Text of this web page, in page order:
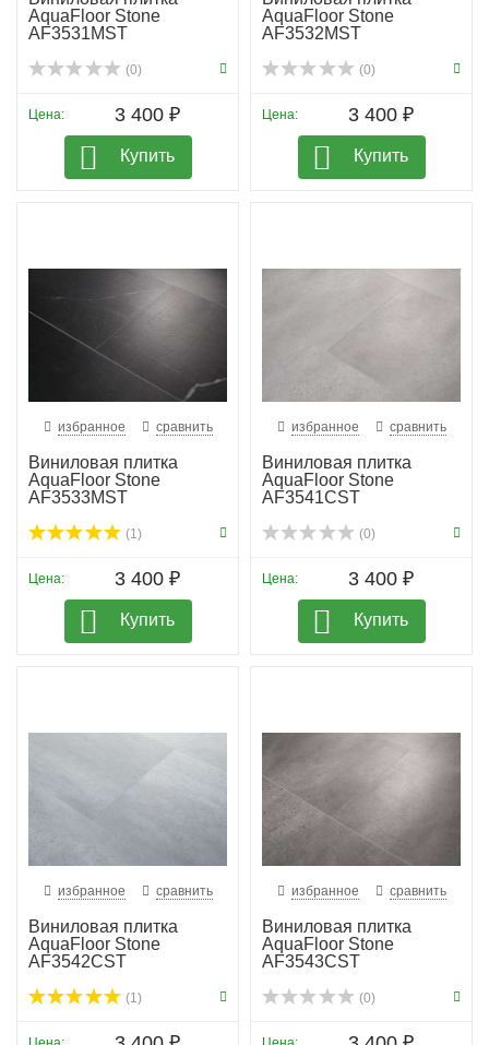
AquaFloor Stone
AF3531MST
(0)
Цена: 3 400 ₽
Купить
AquaFloor Stone
AF3532MST
(0)
Цена: 3 400 ₽
Купить
избранное сравнить
Виниловая плитка
AquaFloor Stone
AF3533MST
(1)
Цена: 3 400 ₽
Купить
избранное сравнить
Виниловая плитка
AquaFloor Stone
AF3541CST
(0)
Цена: 3 400 ₽
Купить
избранное сравнить
Виниловая плитка
AquaFloor Stone
AF3542CST
(1)
избранное сравнить
Виниловая плитка
AquaFloor Stone
AF3543CST
(0)